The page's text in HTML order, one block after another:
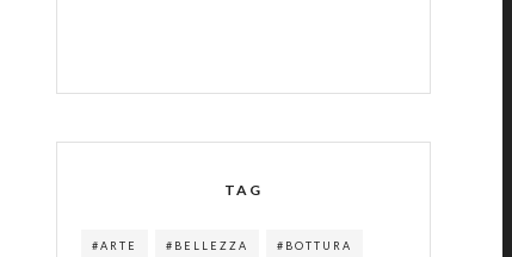
TAG
#ARTE #BELLEZZA #BOTTURA